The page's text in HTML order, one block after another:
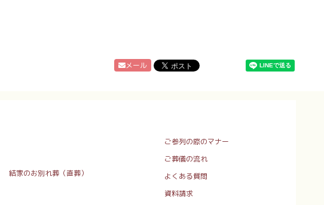
メール
結家のお別れ葬（直葬）
ご参列の際のマナー
ご葬儀の流れ
よくある質問
資料請求